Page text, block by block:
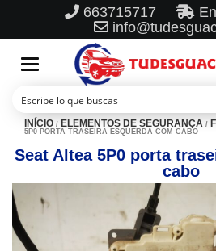
663715717
Toggle
navigation
INÍCIO / ELEMENTOS DE SEGURANÇA /
5P0 PORTA TRASEIRA ESQUERDA COM CABO
Seat Altea 5P0 porta
cabo